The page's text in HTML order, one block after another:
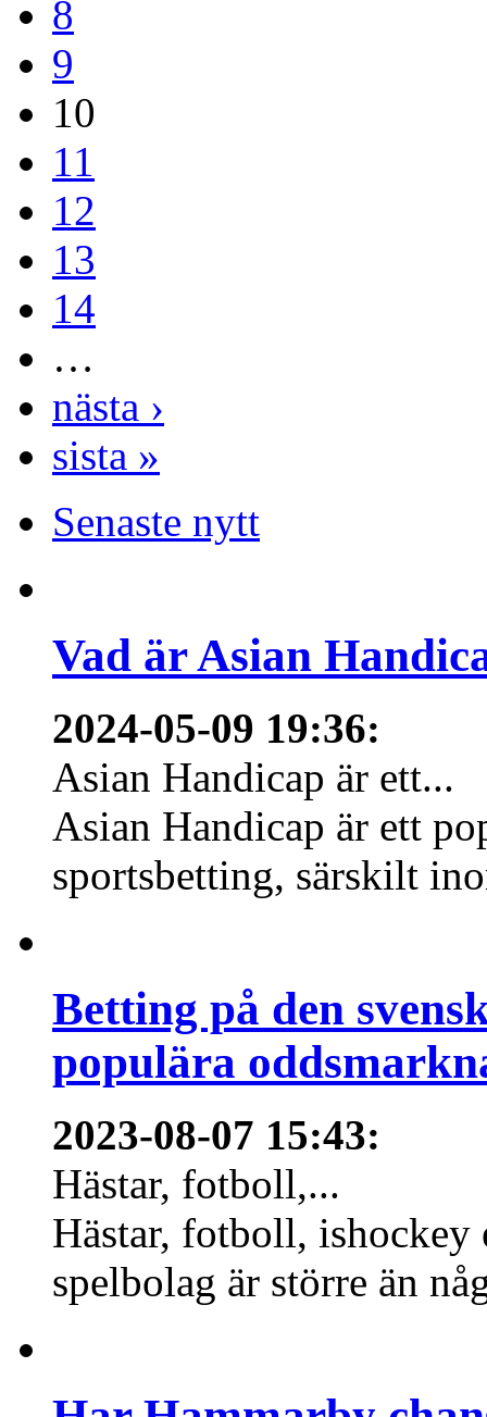
8
9
10
11
12
13
14
…
nästa ›
sista »
Senaste nytt
Vad är Asian
2024-05-09 19:36:
Asian Handicap är ett...
Asian Handicap är ett
sportsbetting, särskilt
Betting på den
populära
2023-08-07 15:43:
Hästar, fotboll,...
Hästar, fotboll,
spelbolag är större än